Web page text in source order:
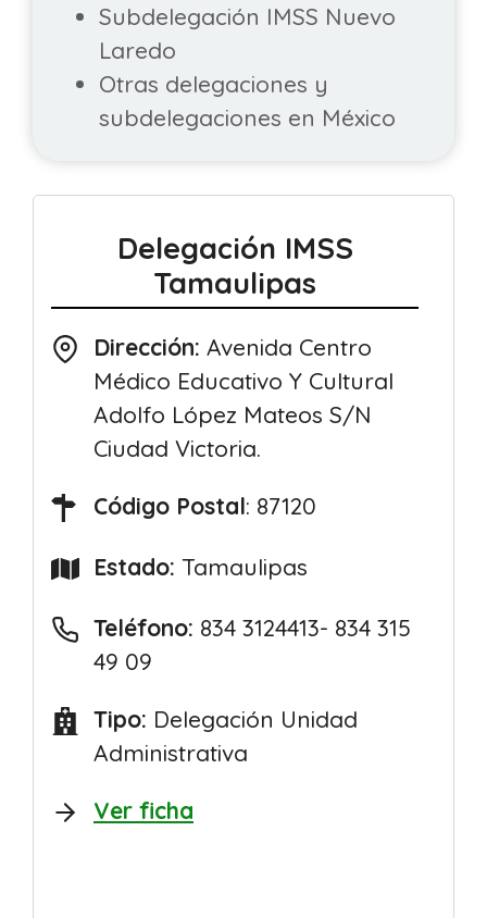
Subdelegación IMSS Nuevo
Laredo
Otras delegaciones y
subdelegaciones en México
Delegación IMSS
Tamaulipas
Dirección: Avenida Centro
Médico Educativo Y Cultural
Adolfo López Mateos S/N
Ciudad Victoria.
Código Postal: 87120
Estado: Tamaulipas
Teléfono: 834 3124413- 834 315
49 09
Tipo: Delegación Unidad
Administrativa
Ver ficha